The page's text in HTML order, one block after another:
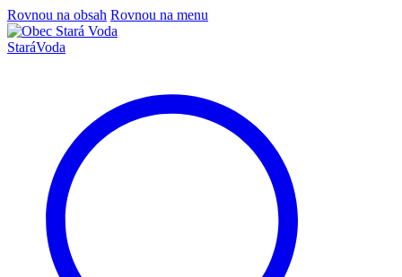
Rovnou na obsah Rovnou na menu
StaráVoda